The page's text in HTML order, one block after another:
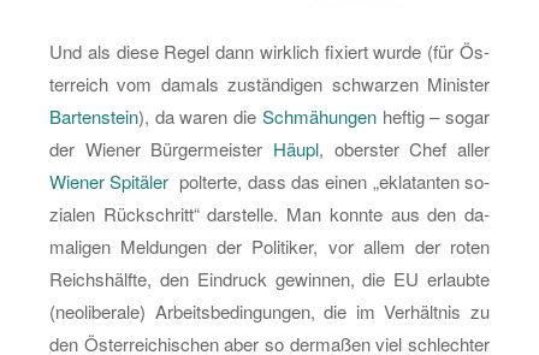
Und als diese Regel dann wirk­lich fi­xiert wurde (für Ös­
ter­reich vom da­mals zu­stän­di­gen schwar­zen Mi­nis­ter
Bar­ten­stein), da waren die Schmä­hun­genhef­tig – sogar
der Wie­ner Bür­ger­meis­ter Häupl, obers­ter Chef aller
Wie­ner Spi­tä­ler pol­ter­te, dass das einen „ekla­tan­ten so­
zia­len Rück­schritt“ dar­stel­le. Man konn­te aus den da­
ma­li­gen Mel­dun­gen der Po­li­ti­ker, vor allem der roten
Reichs­hälf­te, den Ein­druck ge­win­nen, die EU er­laub­te
(neo­li­be­ra­le) Ar­beits­be­din­gun­gen, die im Ver­hält­nis zu
den Ös­ter­rei­chi­schen aber so der­ma­ßen viel schlech­ter